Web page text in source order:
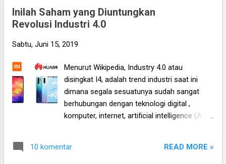
Inilah Saham yang Diuntungkan
Revolusi Industri 4.0
Sabtu, Juni 15, 2019
Menurut Wikipedia, Industry 4.0 atau
disingkat I4, adalah trend industri saat ini
dimana segala sesuatunya sudah sangat
berhubungan dengan teknologi digital ,
komputer, internet, artificial intelligence (AI),
ada di smartphone anda saat ini, yang
10 komentar READ MORE »